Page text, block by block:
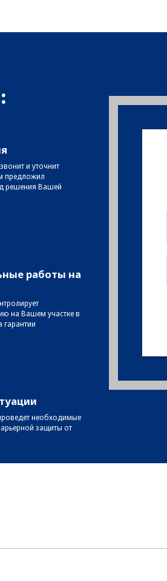
и уточнит
предложил
решения Вашей
работы на
на Вашем участке в
гарантии
необходимые
защиты от